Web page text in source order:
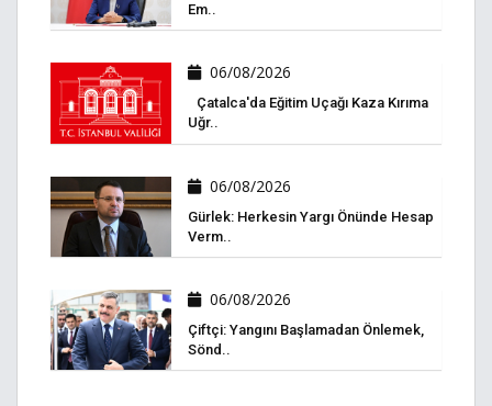
Em..
06/08/2026
Çatalca'da Eğitim Uçağı Kaza Kırıma
Uğr..
06/08/2026
Gürlek: Herkesin Yargı Önünde Hesap
Verm..
06/08/2026
Çiftçi: Yangını Başlamadan Önlemek,
Sönd..